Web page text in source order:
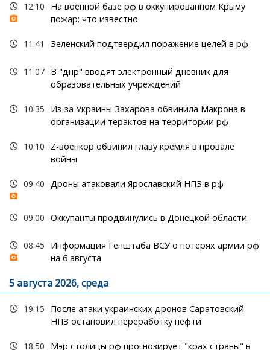
12:10
На военной базе рф в оккупированном Крыму
пожар: что известно
11:41 Зеленский подтвердил поражение целей в рф
11:07 В "днр" вводят электронный дневник для
образовательных учреждений
10:35
Из-за Украины Захарова обвинила Макрона в
организации терактов на территории рф
10:10
Z-военкор обвинил главу кремля в провале
войны
09:40 Дроны атаковали Ярославский НПЗ в рф
09:00 Оккупанты продвинулись в Донецкой области
08:45
Информация Генштаба ВСУ о потерях армии рф
на 6 августа
5 августа 2026, среда
19:15
После атаки украинских дронов Саратовский
НПЗ остановил переработку нефти
18:50 Мэр столицы рф прогнозирует "крах страны" в